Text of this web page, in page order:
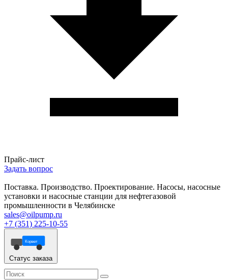
Прайс-лист
Задать вопрос
Поставка. Производство. Проектирование. Насосы, насосные
установки и насосные станции для нефтегазовой
промышленности в Челябинске
sales@oilpump.ru
+7 (351) 225-10-55
Корвет
Статус заказа